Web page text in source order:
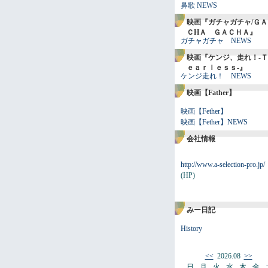
鼻歌 NEWS
映画『ガチャガチャ/ＧＡ
ＣHＡ ＧＡＣＨＡ』
ガチャガチャ NEWS
映画『ケンジ、走れ！-Ｔ
ｅａｒｌｅｓｓ-』
ケンジ走れ！ NEWS
映画【Father】
映画【Fether】
映画【Fether】NEWS
会社情報
http://www.a-selection-pro.jp/
(HP)
みー日記
History
<<2026.08 >>